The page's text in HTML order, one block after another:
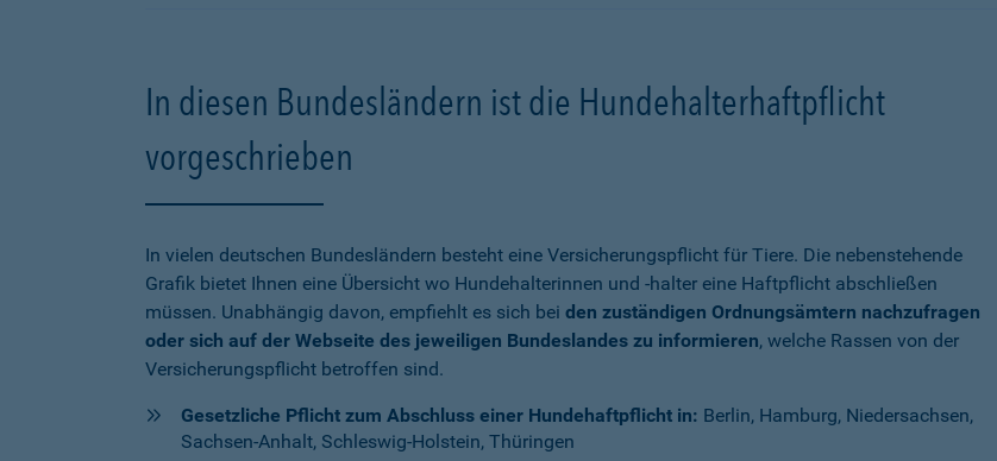
In diesen Bundesländern ist die Hundehalterhaftpflicht
vorgeschrieben
In vielen deutschen Bundesländern besteht eine Versicherungspflicht für Tiere. Die nebenstehende
Grafik bietet Ihnen eine Übersicht wo Hundehalterinnen und -halter eine Haftpflicht abschließen
müssen. Unabhängig davon, empfiehlt es sich bei den zuständigen Ordnungsämtern nachzufragen
oder sich auf der Webseite des jeweiligen Bundeslandes zu informieren, welche Rassen von der
Versicherungspflicht betroffen sind.
Gesetzliche Pflicht zum Abschluss einer Hundehaftpflicht in: Berlin, Hamburg, Niedersachsen,
Sachsen-Anhalt, Schleswig-Holstein, Thüringen